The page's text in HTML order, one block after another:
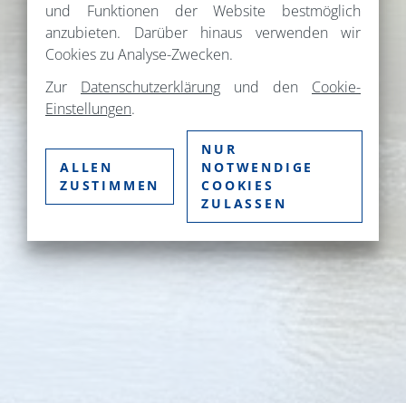
und Funktionen der Website bestmöglich
anzubieten. Darüber hinaus verwenden wir
Cookies zu Analyse-Zwecken.
Zur Datenschutzerklärung und den Cookie-
Einstellungen.
ALLEN
ZUSTIMMEN
NUR
NOTWENDIGE
COOKIES
ZULASSEN